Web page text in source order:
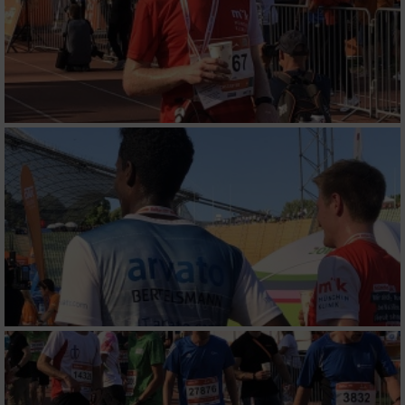
Messung der Werbeleistung
Messung der Performance von Inhalten
Analyse von Zielgruppen durch Statistiken
oder Kombinationen von Daten aus
verschiedenen Quellen
Entwicklung und Verbesserung der Angebote
Verwendung reduzierter Daten zur Auswahl
von Inhalten
IAB-Besonderheiten:
Verwendung genauer Standortdaten
Geräte anhand von aktiv angeforderten
Informationen identifizieren